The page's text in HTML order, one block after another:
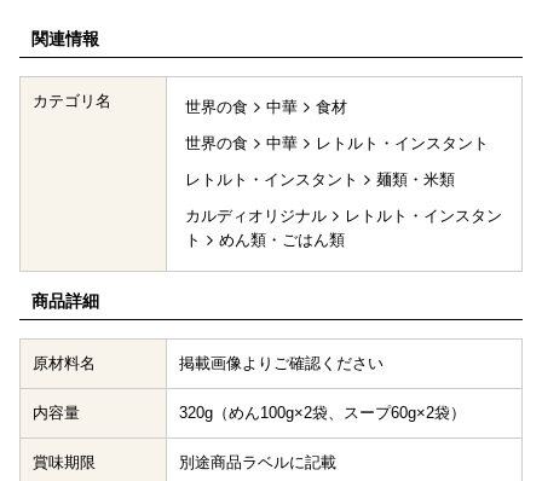
関連情報
カテゴリ名 世界の食 中華
食材
世界の食
中華
レトルト・インスタント
レトルト・インスタント
麺類・米類
カルディオリジナル
レトルト・インスタン
ト
めん類・ごはん類
商品詳細
原材料名 掲載画像よりご確認ください
内容量 320g（めん100g×2袋、スープ60g×2袋）
賞味期限 別途商品ラベルに記載